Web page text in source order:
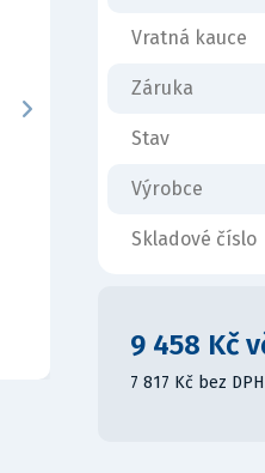
Vratná kauce
Záruka
Stav
Výrobce
Skladové číslo
9 458 Kč
7 817 Kč bez DPH